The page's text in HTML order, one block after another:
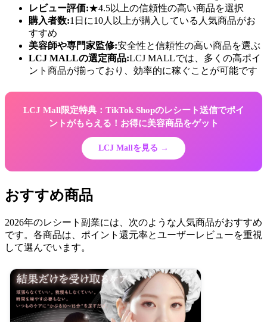
レビュー評価:★4.5以上の信頼性の高い商品を選択
購入者数:1日に10人以上が購入している人気商品がお
すすめ
美容師や専門家監修:安全性と信頼性の高い商品を選ぶ
LCJ MALLの選定商品:LCJ MALLでは、多くの高ポイ
ント商品が揃っており、効率的に稼ぐことが可能です
LCJ Mall限定特典：TikTok Shopのレシート送信でポイ
ントがもらえる！お得に美容商品をゲット
LCJ Mallを見る →
おすすめ商品
2026年のレシート副業には、次のような人気商品がおすすめ
です。各商品は、ポイント還元率とユーザーレビューを重視
して選んでいます。